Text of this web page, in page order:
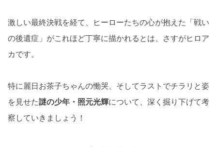
激しい最終決戦を経て、ヒーローたちの心が抱えた「戦い
の後遺症」がこれほど丁寧に描かれるとは、さすがヒロア
カです。
特に麗日お茶子ちゃんの慟哭、そしてラストでチラリと姿
を見せた謎の少年・照元光輝について、深く掘り下げて考
察していきましょう！